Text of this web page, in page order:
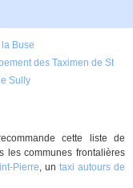
Buse
des Taximen de St
Sully
cette liste de
les communes frontalières
Pierre, untaxi autours de